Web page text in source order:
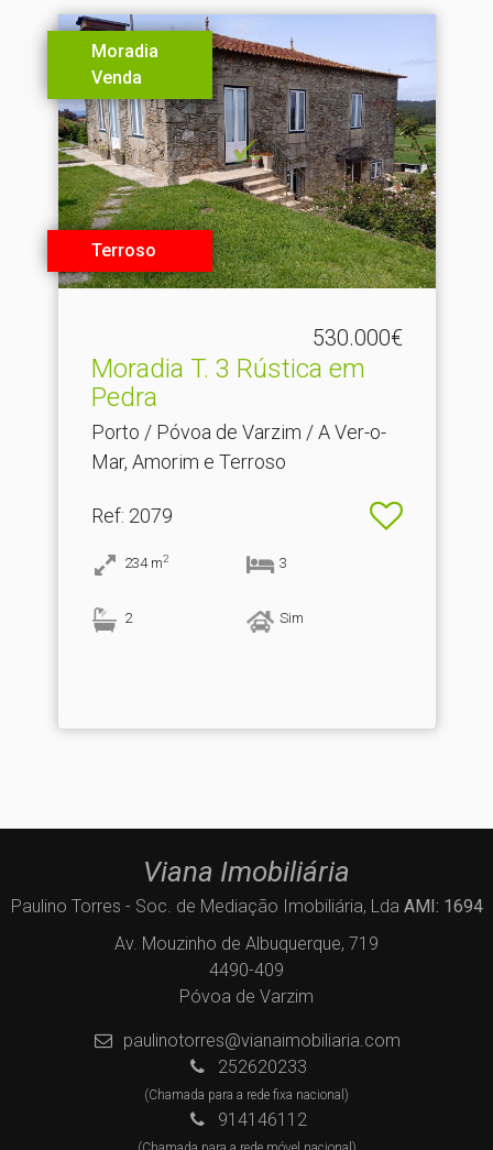
Moradia
Venda
Terroso
530.000€
Moradia T.​ 3 Rústica em
Pedra
Porto / Póvoa de Varzim / A Ver-o-
Mar, Amorim e Terroso
Ref: 2079
234 m2 3
2 Sim
Viana Imobiliária
Paulino Torres - Soc. de Mediação Imobiliária, Lda AMI: 1694
Av. Mouzinho de Albuquerque, 719
4490-409
Póvoa de Varzim
paulinotorres@vianaimobiliaria.com
252620233
(Chamada para a rede fixa nacional)
914146112